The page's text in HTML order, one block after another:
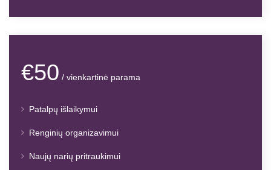
€50 / vienkartinė parama
Patalpų išlaikymui
Renginių organizavimui
Naujų narių pritraukimui